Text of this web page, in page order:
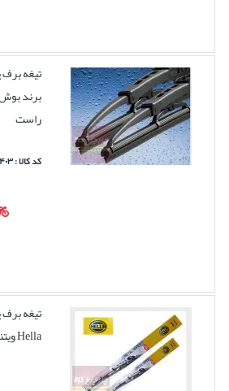
تیغه
راست
کد کالا : ۳۴۰۳
تیغه
Hella ویتنام چپ و راست